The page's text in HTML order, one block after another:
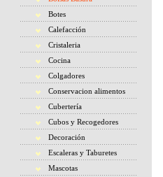
Botes
Calefacción
Cristaleria
Cocina
Colgadores
Conservacion alimentos
Cubertería
Cubos y Recogedores
Decoración
Escaleras y Taburetes
Mascotas